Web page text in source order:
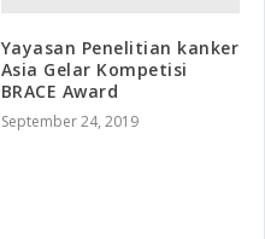
Yayasan Penelitian kanker
Asia Gelar Kompetisi
BRACE Award
September 24, 2019